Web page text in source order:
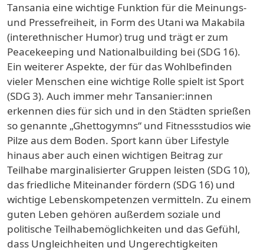
Tansania eine wichtige Funktion für die Meinungs-
und Pressefreiheit, in Form des Utani wa Makabila
(interethnischer Humor) trug und trägt er zum
Peacekeeping und Nationalbuilding bei (SDG 16).
Ein weiterer Aspekte, der für das Wohlbefinden
vieler Menschen eine wichtige Rolle spielt ist Sport
(SDG 3). Auch immer mehr Tansanier:innen
erkennen dies für sich und in den Städten sprießen
so genannte „Ghettogymns“ und Fitnessstudios wie
Pilze aus dem Boden. Sport kann über Lifestyle
hinaus aber auch einen wichtigen Beitrag zur
Teilhabe marginalisierter Gruppen leisten (SDG 10),
das friedliche Miteinander fördern (SDG 16) und
wichtige Lebenskompetenzen vermitteln. Zu einem
guten Leben gehören außerdem soziale und
politische Teilhabemöglichkeiten und das Gefühl,
dass Ungleichheiten und Ungerechtigkeiten